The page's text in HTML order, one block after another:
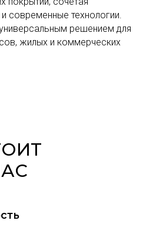
современные технологии.
решением для
жилых и коммерческих